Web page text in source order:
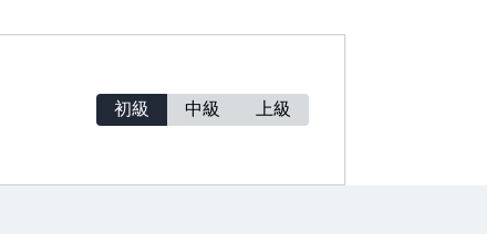
解説します。
設計の考え方を解説します。
初級 中級 上級